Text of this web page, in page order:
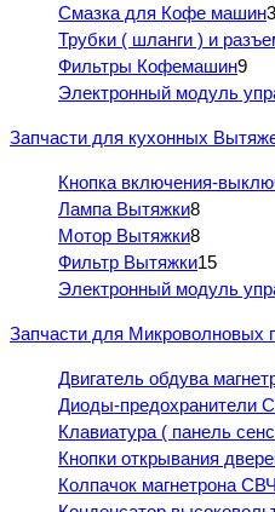
Смазка для Кофе машин3
Трубки ( шланги ) и
Фильтры Кофемашин9
Электронный модуль
Запчасти для кухонных
Кнопка включения-
Лампа Вытяжки8
Мотор Вытяжки8
Фильтр Вытяжки15
Электронный модуль
Запчасти для Микроволновых
Двигатель обдува
Диоды-предохранители
Клавиатура ( панель
Кнопки открывания
Колпачок магнетрона СВЧ